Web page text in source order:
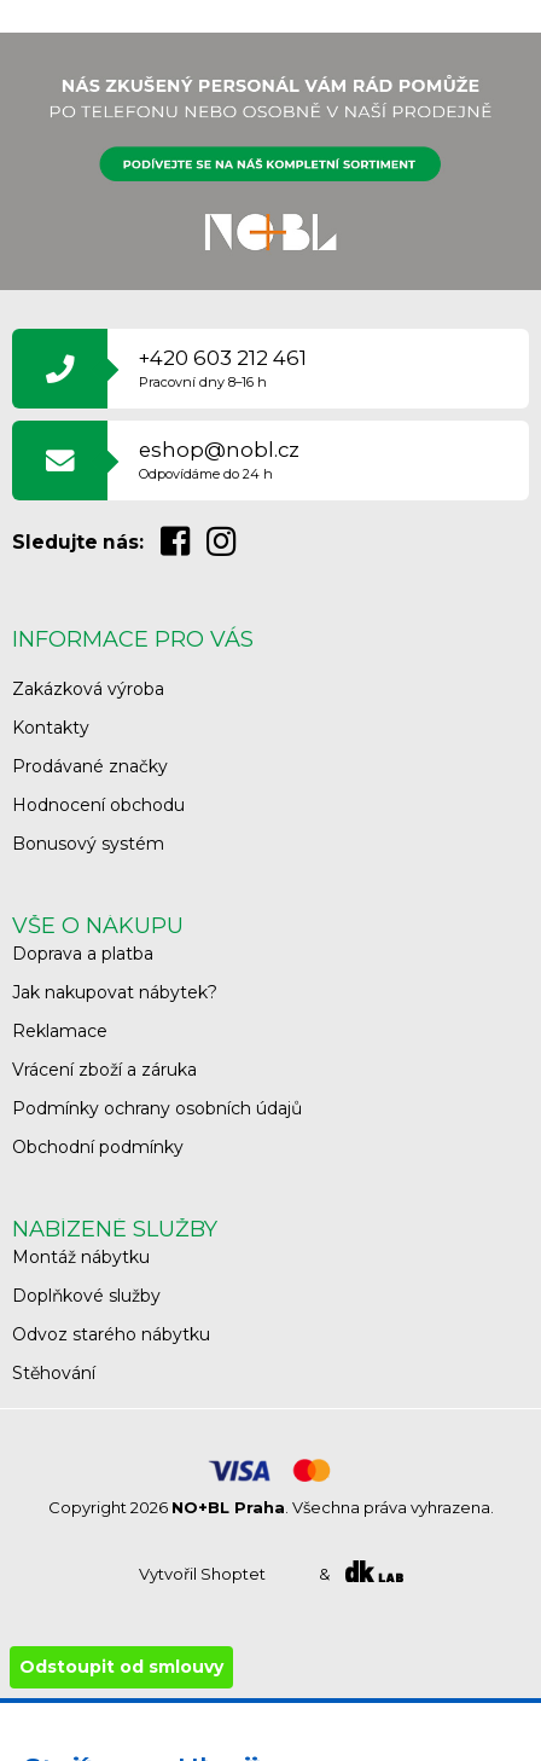
Á
T
+420 603 212 461
Pracovní dny 8–16 h
eshop@nobl.cz
Odpovídáme do 24 h
Sledujte nás:
INFORMACE PRO VÁS
Zakázková výroba
Kontakty
Prodávané značky
Hodnocení obchodu
Bonusový systém
VŠE O NÁKUPU
Doprava a platba
Jak nakupovat nábytek?
Reklamace
Vrácení zboží a záruka
Podmínky ochrany osobních údajů
Obchodní podmínky
NABÍZENÉ SLUŽBY
Montáž nábytku
Doplňkové služby
Odvoz starého nábytku
Stěhování
Vytvořil Shoptet &
Copyright 2026 NO+BL Praha. Všechna práva vyhrazena.
Odstoupit od smlouvy